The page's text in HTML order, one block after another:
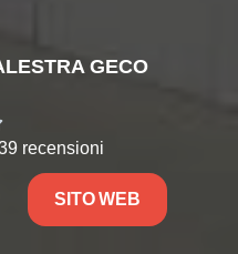
GECO
recensioni
SITO WEB